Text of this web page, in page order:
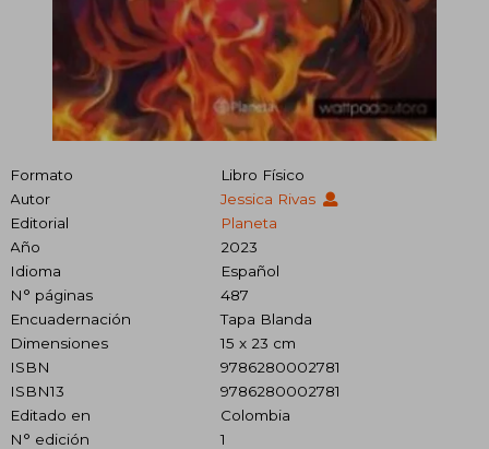
Formato
Libro Físico
Autor
Jessica Rivas
Editorial
Planeta
Año
2023
Idioma
Español
N° páginas
487
Encuadernación
Tapa Blanda
Dimensiones
15 x 23 cm
ISBN
9786280002781
ISBN13
9786280002781
Editado en
Colombia
N° edición
1